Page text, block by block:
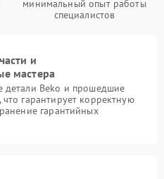
минимальный опыт работы
специалистов
и
мастера
детали Beko и прошедшие
гарантирует корректную
гарантийных